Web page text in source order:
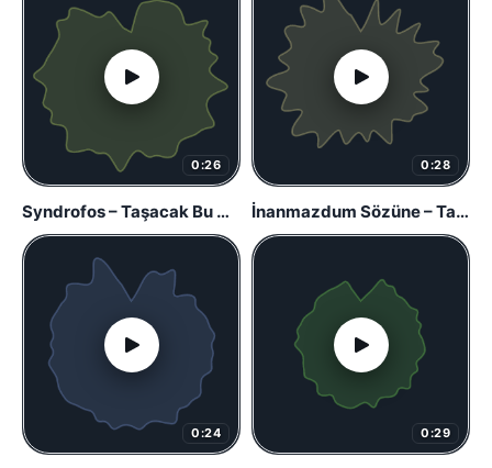
0:26
Syndrofos – Taşacak Bu Deniz
0:28
İnanmazdum Sözüne – Taşacak Bu Deniz
0:24 0:29